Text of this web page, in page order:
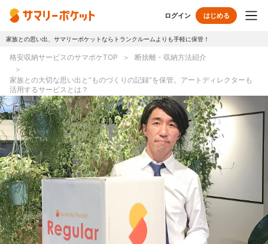
ログイン はじめる
使い方
プランとボックス
オプションサービス
おしゃれ着保管 クリーニング
無酸素保管 布団クリーニング
ラグ・マットクリーニング シューズクリーニング
家族との思い出、サマリーポケットならトランクルームよりも手軽に保管！
格安収納サービスのサマポケTOP 断捨離・収納方法紹介
家族との大切な思い出と“ものづくりの記録”を保管。アートディレクターも
活用するサービスとは？